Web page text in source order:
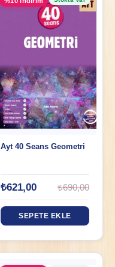
Ayt 40 Seans Geometri
₺621,00 ₺690,00
SEPETE EKLE